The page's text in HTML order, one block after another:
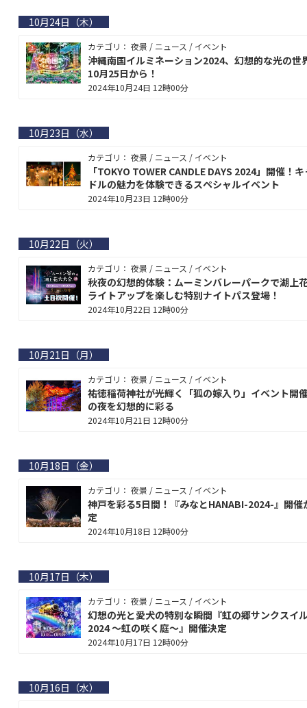
10月24日（木）
カテゴリ： 夜景 / ニュース / イベント
沖縄南国イルミネーション2024、幻想的な光の世
10月25日から！
2024年10月24日 12時00分
10月23日（水）
カテゴリ： 夜景 / ニュース / イベント
「TOKYO TOWER CANDLE DAYS 2024」開催！
ドルの魅力を体験できるスペシャルイベント
2024年10月23日 12時00分
10月22日（火）
カテゴリ： 夜景 / ニュース / イベント
秋夜の幻想的体験：ムーミンバレーパークで湖上
ライトアップを楽しむ特別ナイトパス登場！
2024年10月22日 12時00分
10月21日（月）
カテゴリ： 夜景 / ニュース / イベント
祐徳稲荷神社が光輝く「狐の嫁入り」イベント開
の夜を幻想的に彩る
2024年10月21日 12時00分
10月18日（金）
カテゴリ： 夜景 / ニュース / イベント
神戸を彩る5日間！『みなとHANABI-2024-』開催
定
2024年10月18日 12時00分
10月17日（木）
カテゴリ： 夜景 / ニュース / イベント
幻想の光と愛犬の特別な瞬間『虹の郷サンクスイ
2024 ～虹の咲く庭～』開催決定
2024年10月17日 12時00分
10月16日（水）